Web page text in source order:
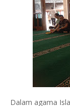
Dalam agama